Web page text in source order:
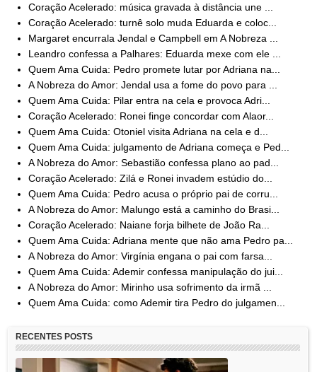
Coração Acelerado: música gravada à distância une ...
Coração Acelerado: turnê solo muda Eduarda e coloc...
Margaret encurrala Jendal e Campbell em A Nobreza ...
Leandro confessa a Palhares: Eduarda mexe com ele ...
Quem Ama Cuida: Pedro promete lutar por Adriana na...
A Nobreza do Amor: Jendal usa a fome do povo para ...
Quem Ama Cuida: Pilar entra na cela e provoca Adri...
Coração Acelerado: Ronei finge concordar com Alaor...
Quem Ama Cuida: Otoniel visita Adriana na cela e d...
Quem Ama Cuida: julgamento de Adriana começa e Ped...
A Nobreza do Amor: Sebastião confessa plano ao pad...
Coração Acelerado: Zilá e Ronei invadem estúdio do...
Quem Ama Cuida: Pedro acusa o próprio pai de corru...
A Nobreza do Amor: Malungo está a caminho do Brasi...
Coração Acelerado: Naiane forja bilhete de João Ra...
Quem Ama Cuida: Adriana mente que não ama Pedro pa...
A Nobreza do Amor: Virgínia engana o pai com farsa...
Quem Ama Cuida: Ademir confessa manipulação do jui...
A Nobreza do Amor: Mirinho usa sofrimento da irmã ...
Quem Ama Cuida: como Ademir tira Pedro do julgamen...
RECENTES POSTS